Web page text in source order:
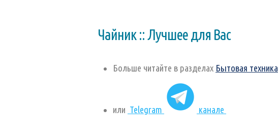
Чайник :: Лучшее для Вас
Больше читайте в разделах Бытовая техника
или Telegram канале